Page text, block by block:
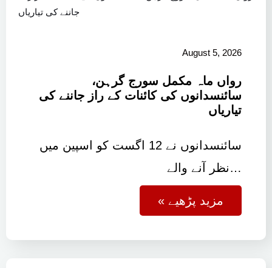
August 5, 2026
رواں ماہ مکمل سورج گرہن،
سائنسدانوں کی کائنات کے راز جاننے کی
تیاریاں
سائنسدانوں نے 12 اگست کو اسپین میں
نظر آنے والے…
« مزید پڑھیے